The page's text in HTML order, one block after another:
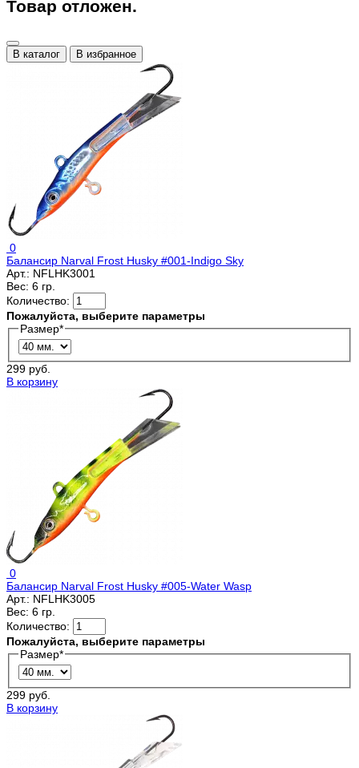
Товар отложен.
В каталог В избранное
0
Балансир Narval Frost Husky #001-Indigo Sky
Арт.: NFLHK3001
Вес: 6 гр.
Количество:
Пожалуйста, выберите параметры
Размер*
299 руб.
В корзину
0
Балансир Narval Frost Husky #005-Water Wasp
Арт.: NFLHK3005
Вес: 6 гр.
Количество:
Пожалуйста, выберите параметры
Размер*
299 руб.
В корзину